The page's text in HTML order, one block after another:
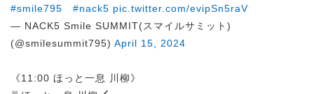
#smile795
#nack5 pic.twitter.com/evipSn5raV
— NACK5 Smile SUMMIT(スマイルサミット)
(@smilesummit795) April 15, 2024
《11:00 ほっと一息 川柳》